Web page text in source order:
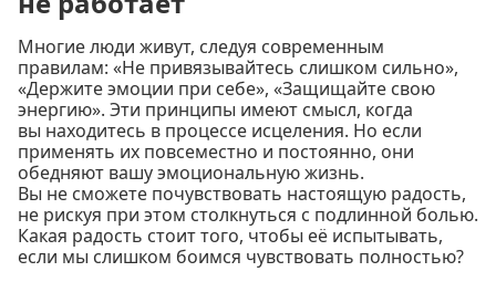
Многие люди живут, следуя современным
правилам: «Не привязывайтесь слишком сильно»,
«Держите эмоции при себе», «Защищайте свою
энергию». Эти принципы имеют смысл, когда
вы находитесь в процессе исцеления. Но если
применять их повсеместно и постоянно, они
обедняют вашу эмоциональную жизнь.
Вы не сможете почувствовать настоящую радость,
не рискуя при этом столкнуться с подлинной болью.
Какая радость стоит того, чтобы её испытывать,
если мы слишком боимся чувствовать полностью?